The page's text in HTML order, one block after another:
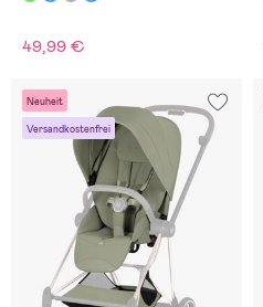
49,99 €
Neuheit
Versandkostenfrei